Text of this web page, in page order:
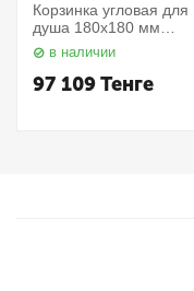
Корзинка угловая для
душа 180х180 мм
Elegance 11657010000
Keuco
в наличии
97 109Тенге